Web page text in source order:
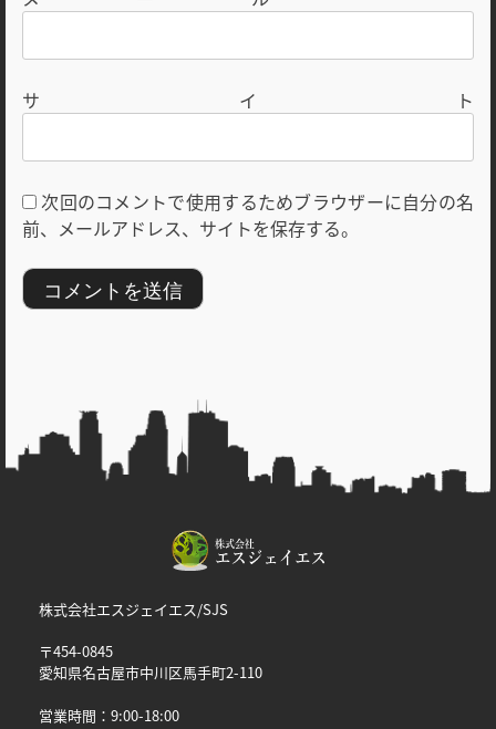
サイト
次回のコメントで使用するためブラウザーに自分の名
前、メールアドレス、サイトを保存する。
株式会社エスジェイエス/SJS
〒454-0845
愛知県名古屋市中川区馬手町2-110
営業時間：9:00-18:00